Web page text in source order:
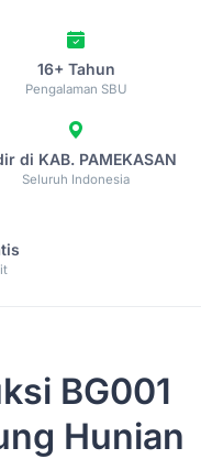
16+ Tahun
Pengalaman SBU
di KAB. PAMEKASAN
Seluruh Indonesia
BG001
Hunian